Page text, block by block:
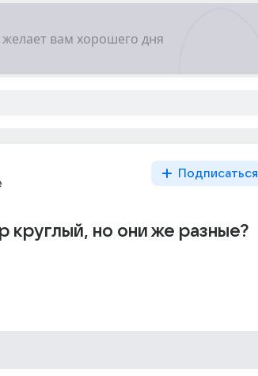
Подписаться
круглый, но они же разные?